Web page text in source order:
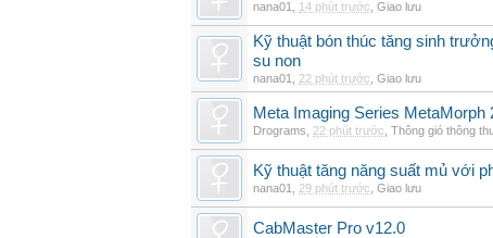
nana01 14 phút trước Giao lưu
Kỹ thuật bón thúc tăng sinh
su non
nana01 22 phút trước Giao lưu
Meta Imaging Series MetaMorph
Drograms 22 phút trước Thông gió thông
Kỹ thuật tăng năng suất mủ với
nana01 29 phút trước Giao lưu
CabMaster Pro v12.0